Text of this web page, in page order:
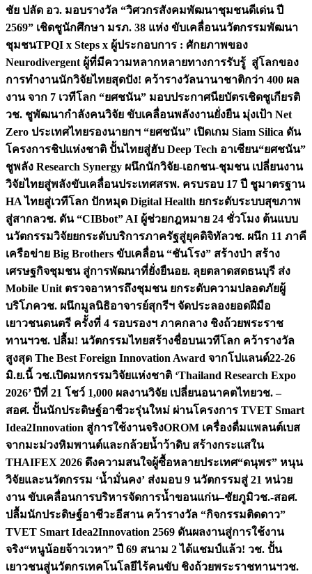
ชัย ปลัด อว. มอบรางวัล “วิศวกรสังคมพัฒนาชุมชนดีเด่น ปี
2569” เชิดชูนักศึกษา มรภ. 38 แห่ง ขับเคลื่อนนวัตกรรมพัฒนา
ชุมชนTPQI x Steps x ผู้ประกอบการ : ศักยภาพของ
Neurodivergent ผู้ที่มีความหลากหลายทางการรับรู้ สู่โลกของ
การทำงานนักวิจัยไทยสุดปัง! คว้ารางวัลนานาชาติกว่า 400 ผล
งาน จาก 7 เวทีโลก “ยศชนัน” มอบประกาศนียบัตรเชิดชูเกียรติ
วช. ชูพัฒนากำลังคนวิจัย ขับเคลื่อนพลังงานยั่งยืน มุ่งเป้า Net
Zero ประเทศไทยรองนายกฯ “ยศชนัน” เปิดเกม Siam Silica ดัน
โครงการชิปแห่งชาติ ปั้นไทยสู่ฮับ Deep Tech อาเซียน“ยศชนัน”
ชูพลัง Research Synergy ผนึกนักวิจัย-เอกชน-ชุมชน เปลี่ยนงาน
วิจัยไทยสู่พลังขับเคลื่อนประเทศสรพ. ครบรอบ 17 ปี ชูมาตรฐาน
HA ไทยสู่เวทีโลก ปักหมุด Digital Health ยกระดับระบบสุขภาพ
สู่สากลวช. ดัน “CIBbot” AI ผู้ช่วยกฎหมาย 24 ชั่วโมง ต้นแบบ
นวัตกรรมวิจัยยกระดับบริการภาครัฐสู่ยุคดิจิทัลวช. ผนึก 11 ภาคี
เครือข่าย Big Brothers ขับเคลื่อน “ชันโรง” สร้างป่า สร้าง
เศรษฐกิจชุมชน สู่การพัฒนาที่ยั่งยืนอย. ลุยตลาดสดธนบุรี ส่ง
Mobile Unit ตรวจอาหารถึงชุมชน ยกระดับความปลอดภัยผู้
บริโภควช. ผนึกมูลนิธิอาจารย์สุกรีฯ จัดประลองยอดฝีมือ
เยาวชนดนตรี ครั้งที่ 4 รอบรองฯ ภาคกลาง ชิงถ้วยพระราช
ทานฯวช. ปลื้ม! นวัตกรรมไทยสร้างชื่อบนเวทีโลก คว้ารางวัล
สูงสุด The Best Foreign Innovation Award จากโปแลนด์22-26
มิ.ย.นี้ วช.เปิดมหกรรมวิจัยแห่งชาติ ‘Thailand Research Expo
2026’ ปีที่ 21 โชว์ 1,000 ผลงานวิจัย เปลี่ยนอนาคตไทยวช. –
สอศ. ปั้นนักประดิษฐ์อาชีวะรุ่นใหม่ ผ่านโครงการ TVET Smart
Idea2Innovation สู่การใช้งานจริงOROM เครื่องดื่มแพลนต์เบส
จากมะม่วงหิมพานต์และกล้วยน้ำว้าดิบ สร้างกระแสใน
THAIFEX 2026 ดึงความสนใจผู้ซื้อหลายประเทศ“ดนุพร” หนุน
วิจัยและนวัตกรรม ‘น้ำมั่นคง’ ส่งมอบ 9 นวัตกรรมสู่ 21 หน่วย
งาน ขับเคลื่อนการบริหารจัดการน้ำขอนแก่น–ชัยภูมิวช.-สอศ.
ปลื้มนักประดิษฐ์อาชีวะอีสาน คว้ารางวัล “กิจกรรมติดดาว”
TVET Smart Idea2Innovation 2569 ดันผลงานสู่การใช้งาน
จริง“หนูน้อยจ้าวเวหา” ปี 69 สนาม 2 ได้แชมป์แล้ว! วช. ปั้น
เยาวชนสู่นวัตกรเทคโนโลยีไร้คนขับ ชิงถ้วยพระราชทานฯวช.